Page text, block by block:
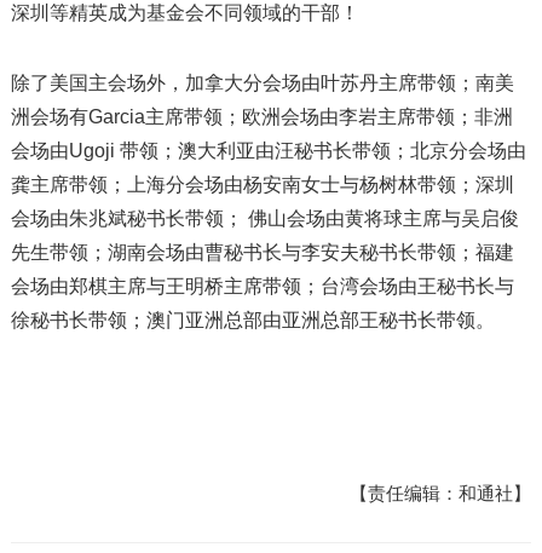
深圳等精英成为基金会不同领域的干部！
除了美国主会场外，加拿大分会场由叶苏丹主席带领；南美
洲会场有Garcia主席带领；欧洲会场由李岩主席带领；非洲
会场由Ugoji 带领；澳大利亚由汪秘书长带领；北京分会场由
龚主席带领；上海分会场由杨安南女士与杨树林带领；深圳
会场由朱兆斌秘书长带领； 佛山会场由黄将球主席与吴启俊
先生带领；湖南会场由曹秘书长与李安夫秘书长带领；福建
会场由郑棋主席与王明桥主席带领；台湾会场由王秘书长与
徐秘书长带领；澳门亚洲总部由亚洲总部王秘书长带领。
【责任编辑：和通社】